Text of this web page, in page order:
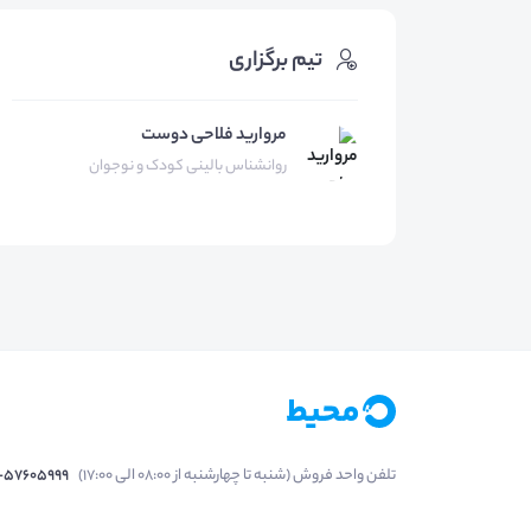
تیم برگزاری
مرواريد فلاحی دوست
روانشناس بالینی کودک و نوجوان
تلفن واحد فروش (شنبه تا چهارشنبه از 08:00 الی 17:00) 57605999